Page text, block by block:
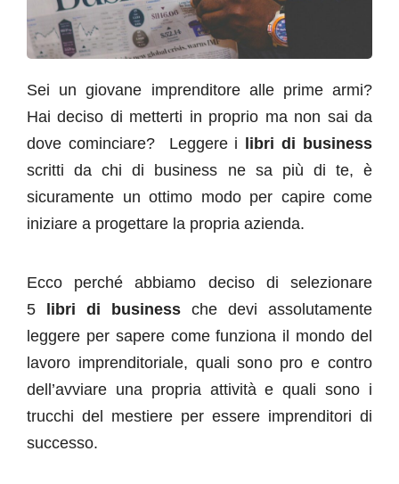
Sei un giovane imprenditore alle prime armi?
Hai deciso di metterti in proprio ma non sai da
dove cominciare? Leggere i
libri di business
scritti da chi di business ne sa più di te, è
sicuramente un ottimo modo per capire come
iniziare a progettare la propria azienda.
Ecco perché abbiamo deciso di selezionare
5
libri di business che devi assolutamente
leggere per sapere come funziona il mondo del
lavoro imprenditoriale, quali sono pro e contro
dell’avviare una propria attività e quali sono i
trucchi del mestiere per essere imprenditori di
successo.